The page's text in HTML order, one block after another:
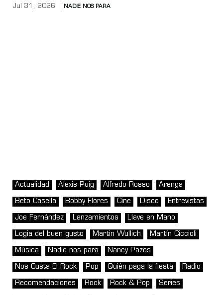
Jul 31, 2026 NADIE NOS PARA
Actualidad Alexis Puig Alfredo Rosso Arenga
Beto Casella Bobby Flores Cine Disco Entrevistas
Joe Fernández Lanzamientos Llave en Mano
Logia del buen gusto Martin Wullich Martín Ciccioli
Música Nadie nos para Nancy Pazos
Nos Gusta El Rock Pop Quién paga la fiesta Radio
Recomendaciones Rock Rock & Pop Series